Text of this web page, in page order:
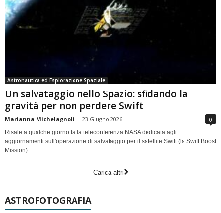
Astronautica ed Esplorazione Spaziale
Un salvataggio nello Spazio: sfidando la
gravità per non perdere Swift
Marianna Michelagnoli - 23 Giugno 2026 0
Risale a qualche giorno fa la teleconferenza NASA dedicata agli
aggiornamenti sull'operazione di salvataggio per il satellite Swift (la Swift Boost
Mission)
Carica altri
ASTROFOTOGRAFIA